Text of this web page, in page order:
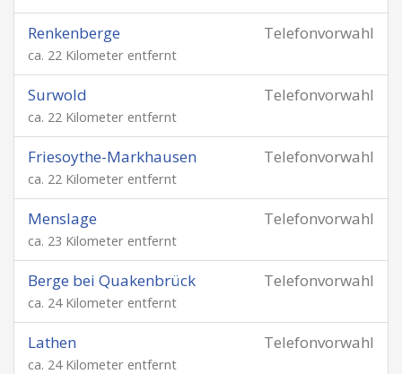
Telefonvorwahl
Renkenberge
ca. 22 Kilometer entfernt
Telefonvorwahl
Surwold
ca. 22 Kilometer entfernt
Telefonvorwahl
Friesoythe-Markhausen
ca. 22 Kilometer entfernt
Telefonvorwahl
Menslage
ca. 23 Kilometer entfernt
Telefonvorwahl
Berge bei Quakenbrück
ca. 24 Kilometer entfernt
Telefonvorwahl
Lathen
ca. 24 Kilometer entfernt